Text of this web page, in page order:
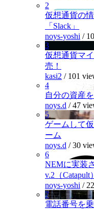
2
仮想通貨の
「Slack」
noys-yoshi /
3
仮想通貨マ
売！
kasi2 / 101
4
自分の資産
noys.d /47
5
ゲームして
ーム
noys.d /30
6
NEMに実装
v.2（Catapult
noys-yoshi /
7
電話番号を